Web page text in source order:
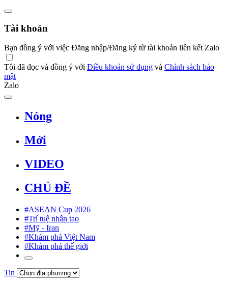
Tài khoản
Bạn đồng ý với việc Đăng nhập/Đăng ký từ tài khoản liên kết Zalo
Tôi đã đọc và đồng ý với Điều khoản sử dụng và Chính sách bảo
mật
Zalo
Nóng
Mới
VIDEO
CHỦ ĐỀ
#ASEAN Cup 2026
#Trí tuệ nhân tạo
#Mỹ - Iran
#Khám phá Việt Nam
#Khám phá thế giới
Tin